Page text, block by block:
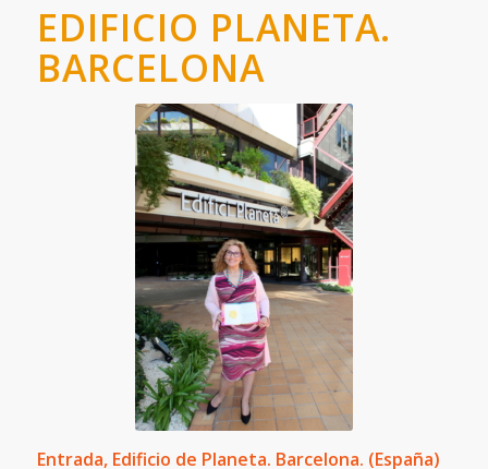
EDIFICIO PLANETA.
BARCELONA
Entrada, Edificio de Planeta. Barcelona. (España)